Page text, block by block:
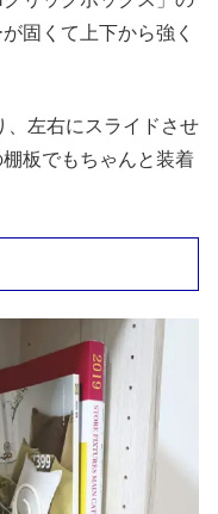
固くて上下から強く
、左右にスライドさせ
板でもちゃんと装着